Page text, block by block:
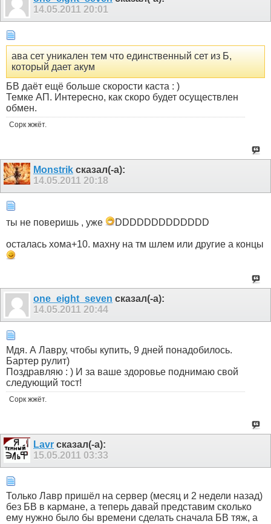
14.05.2011 20:01
ава сет уникален тем что единственный сет из Б,
который дает акум
БВ даёт ещё больше скорости каста : )
Темке АП. Интересно, как скоро будет осуществлен
обмен.
Сорк жжёт.
Monstrik сказал(-а):
14.05.2011 20:18
ты не поверишь , уже DDDDDDDDDDDDD
осталась хома+10. махну на тм шлем или другие а концы
one_eight_seven сказал(-а):
14.05.2011 20:44
Мдя. А Лавру, чтобы купить, 9 дней понадобилось.
Бартер рулит)
Поздравляю : ) И за ваше здоровье поднимаю свой
следующий тост!
Сорк жжёт.
Lavr сказал(-а):
15.05.2011 03:33
Только Лавр пришёл на сервер (месяц и 2 недели назад)
без БВ в кармане, а теперь давай представим сколько
ему нужно было бы времени сделать сначала БВ тяж, а